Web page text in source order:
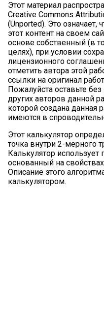
Этот материал
Creative Commons
(Unported). Это
этот контент на своем
основе собственный (в
целях), при условии
лицензионного
отметить автора этой
ссылки на оригинал
Пожалуйста оставьте
других авторов данной
которой создана данная
имеются в
Этот калькулятор
точка внутри 2-мерного
Калькулятор использует
основанный на
Описание этого
калькулятором.